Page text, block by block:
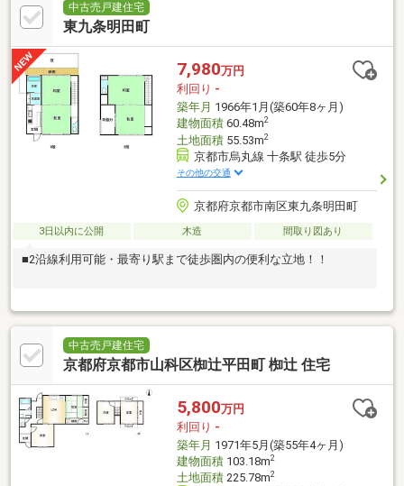
中古売戸建住宅
東九条明田町
7,980万円
利回り -
築年月 1966年1月(築60年8ヶ月)
建物面積60.48m2
土地面積55.53m2
京都市烏丸線 十条駅 徒歩5分
その他の交通
京都府京都市南区東九条明田町
3日以内に公開 木造 間取り図あり
■2沿線利用可能・最寄り駅まで徒歩圏内の便利な立地！！
中古売戸建住宅
京都府京都市山科区椥辻平田町 椥辻 住宅
5,800万円
利回り -
築年月 1971年5月(築55年4ヶ月)
建物面積103.18m2
土地面積225.78m2